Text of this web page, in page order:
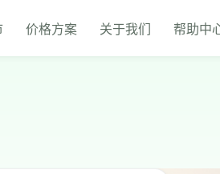
价格方案 关于我们 帮助中